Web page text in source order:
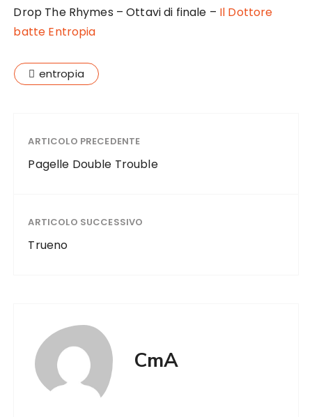
Drop The Rhymes – Ottavi di finale – Il Dottore
batte Entropia
entropia
ARTICOLO PRECEDENTE
Pagelle Double Trouble
ARTICOLO SUCCESSIVO
Trueno
CmA